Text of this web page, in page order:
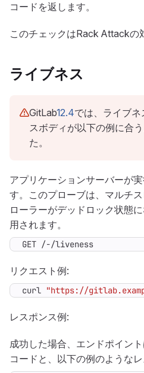
コードを返します。
このチェックはRack Attackの
ライブネス
GitLab12.4では、ライブ
スボディが以下の例に合
た。
アプリケーションサーバーが
す。このプローブは、マルチ
ローラーがデッドロック状態
用されます。
GET /-/liveness
リクエスト例:
curl "https://
レスポンス例:
成功した場合、エンドポイン
コードと、以下の例のようなレ